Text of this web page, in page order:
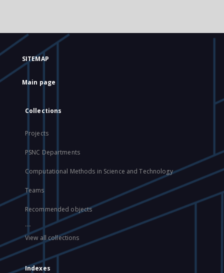
SITEMAP
Main page
Collections
Projects
PSNC Departments
Computational Methods in Science and Technology
Teams
Recommended objects
...
View all collections
Indexes